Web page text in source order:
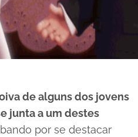
de alguns dos jovens
junta a um destes
por se destacar